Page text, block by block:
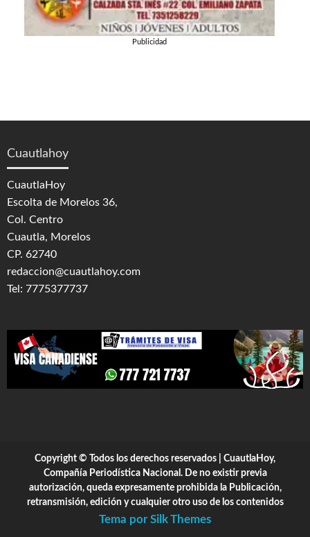
Publicidad
Cuautlahoy
CuautlaHoy
Escolta de Morelos 36,
Col. Centro
Cuautla, Morelos
CP. 62740
redaccion@cuautlahoy.com
Tel: 7775377737
Copyright © Todos los derechos reservados | CuautlaHoy,
Compañía Periodística Nacional. De no existir previa
autorización, queda expresamente prohibida la Publicación,
retransmisión, edición y cualquier otro uso de los contenidos
Tema por Silk Themes